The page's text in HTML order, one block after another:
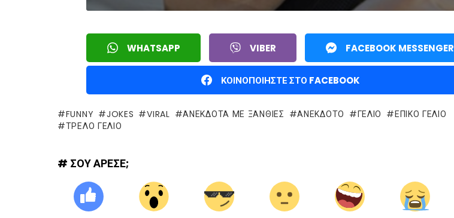
WHATSAPP VIBER FACEBOOK MESSENGER
ΚΟΙΝΟΠΟΙΉΣΤΕ ΣΤΟ FACEBOOK
FUNNY JOKES VIRAL ΑΝΕΚΔΟΤΑ ΜΕ ΞΑΝΘΙΕΣ ΑΝΕΚΔΟΤΟ ΓΈΛΙΟ
ΕΠΙΚΌ ΓΈΛΙΟ
ΤΡΕΛΌ ΓΈΛΙΟ
# ΣΟΥ ΑΡΕΣΕ;